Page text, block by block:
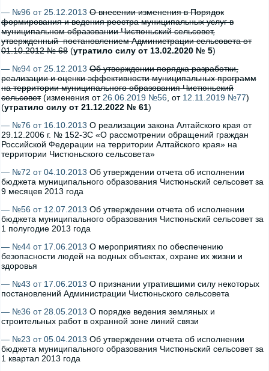
— №96 от 25.12.2013 О внесении изменения в Порядок
формирования и ведения реестра муниципальных услуг в
муниципальном образовании Чистюньский сельсовет,
утвержденный постановлением Администрации сельсовета от
01.10.2012 № 68 (утратило силу от 13.02.2020 № 5)
— №94 от 25.12.2013 Об утверждении порядка разработки,
реализации и оценки эффективности муниципальных программ
на территории муниципального образования Чистюньский
сельсовет(изменения от 26.06.2019 №56 , от 12.11.2019 №77)
(утратило силу от 21.12.2022 № 61)
— №76 от 16.10.2013 О реализации закона Алтайского края от
29.12.2006 г. № 152-ЗС «О рассмотрении обращений граждан
Российской Федерации на территории Алтайского края» на
территории Чистюньского сельсовета»
— №72 от 04.10.2013 Об утверждении отчета об исполнении
бюджета муниципального образования Чистюньский сельсовет за
9 месяцев 2013 года
— №56 от 12.07.2013 Об утверждении отчета об исполнении
бюджета муниципального образования Чистюньский сельсовет за
1 полугодие 2013 года
— №44 от 17.06.2013 О мероприятиях по обеспечению
безопасности людей на водных объектах, охране их жизни и
здоровья
— №43 от 17.06.2013 О признании утратившими силу некоторых
постановлений Администрации Чистюньского сельсовета
— №36 от 28.05.2013 О порядке ведения земляных и
строительных работ в охранной зоне линий связи
— №23 от 05.04.2013 Об утверждении отчета об исполнении
бюджета муниципального образования Чистюньский сельсовет за
1 квартал 2013 года